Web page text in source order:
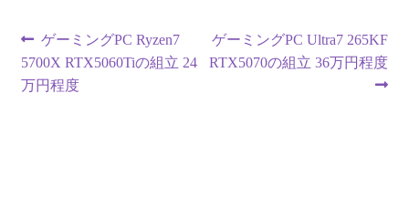
投
稿
前
の
投
ゲーミングPC Ryzen7
5700X RTX5060Tiの組立 24
万円程度
次
の
ゲーミングPC Ultra7 265KF
RTX5070の組立 36万円程度